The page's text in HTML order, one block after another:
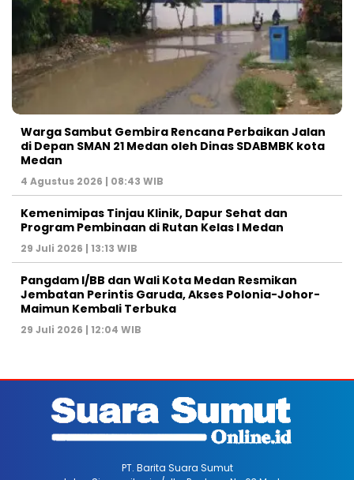
Warga Sambut Gembira Rencana Perbaikan Jalan
di Depan SMAN 21 Medan oleh Dinas SDABMBK kota
Medan
4 Agustus 2026 | 08:43 WIB
Kemenimipas Tinjau Klinik, Dapur Sehat dan
Program Pembinaan di Rutan Kelas I Medan
29 Juli 2026 | 13:13 WIB
Pangdam I/BB dan Wali Kota Medan Resmikan
Jembatan Perintis Garuda, Akses Polonia-Johor-
Maimun Kembali Terbuka
29 Juli 2026 | 12:04 WIB
PT. Barita Suara Sumut